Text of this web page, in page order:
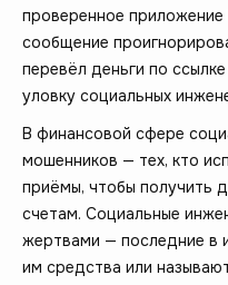
проверенное приложение
сообщение
перевёл деньги по
уловку социальных
В финансовой сфере
мошенников — тех, кто
приёмы, чтобы получить
счетам. Социальные
жертвами — последние в
им средства или